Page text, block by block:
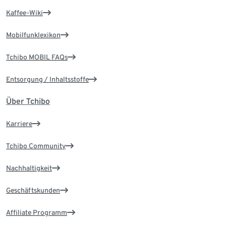
Kaffee-Wiki
Mobilfunklexikon
Tchibo MOBIL FAQs
Entsorgung / Inhaltsstoffe
Über Tchibo
Karriere
Tchibo Community
Nachhaltigkeit
Geschäftskunden
Affiliate Programm